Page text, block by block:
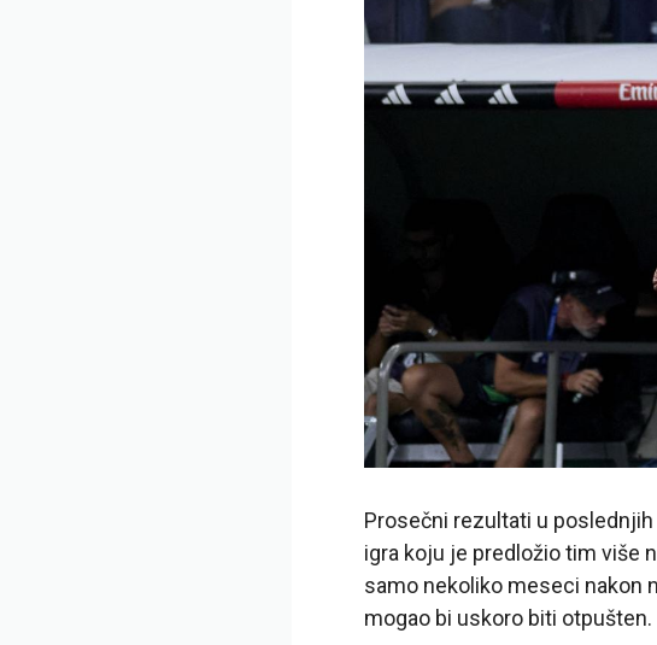
Prosečni rezultati u
igra koju je predložio tim više
samo nekoliko meseci nakon
mogao bi uskoro biti otpušten.